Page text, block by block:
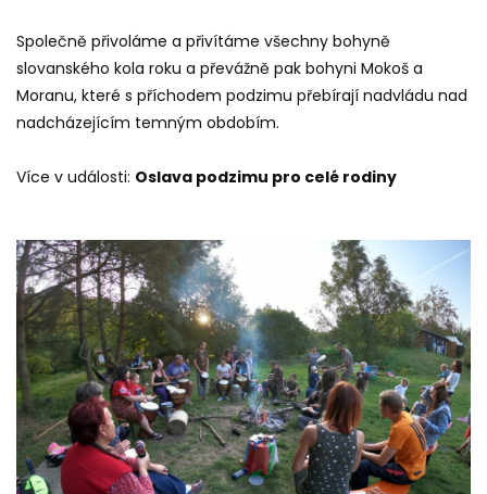
Společně přivoláme a přivítáme všechny bohyně
slovanského kola roku a převážně pak bohyni Mokoš a
Moranu, které s příchodem podzimu přebírají nadvládu nad
nadcházejícím temným obdobím.
Více v události: Oslava podzimu pro celé rodiny